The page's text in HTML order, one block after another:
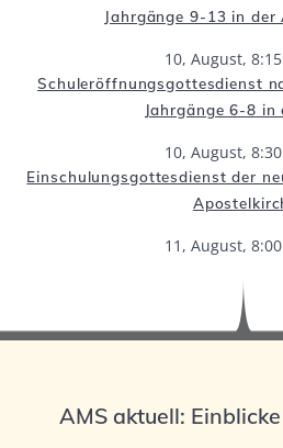
Jahrgänge 9-13 in der
10, August, 8:15
Schuleröffnungsgottesdienst
Jahrgänge 6-8 in
10, August, 8:30
Einschulungsgottesdienst der
11, August, 8:00
AMS aktuell: